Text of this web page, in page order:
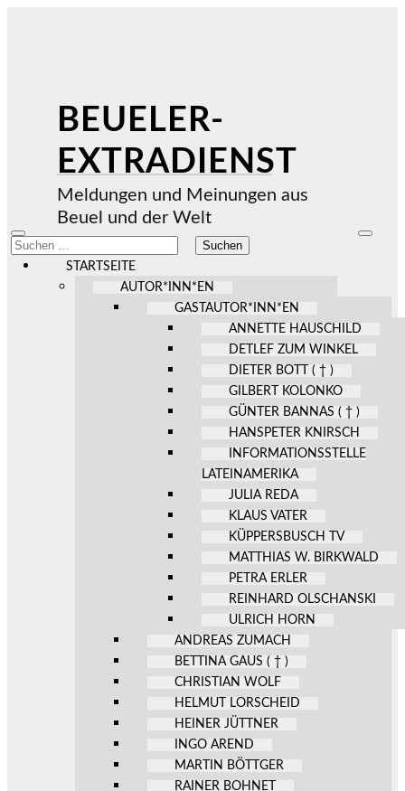
BEUELER-
EXTRADIENST
Meldungen und Meinungen aus
Beuel und der Welt
Mobile-
Menü
ein-/ausblenden
Suchen
nach:
STARTSEITE
AUTOR*INN*EN
GASTAUTOR*INN*EN
ANNETTE HAUSCHILD
DETLEF ZUM WINKEL
DIETER BOTT ( † )
GILBERT KOLONKO
GÜNTER BANNAS ( † )
HANSPETER KNIRSCH
INFORMATIONSSTELLE
LATEINAMERIKA
JULIA REDA
KLAUS VATER
KÜPPERSBUSCH TV
MATTHIAS W. BIRKWALD
PETRA ERLER
REINHARD OLSCHANSKI
ULRICH HORN
ANDREAS ZUMACH
BETTINA GAUS ( † )
CHRISTIAN WOLF
HELMUT LORSCHEID
HEINER JÜTTNER
INGO AREND
MARTIN BÖTTGER
RAINER BOHNET